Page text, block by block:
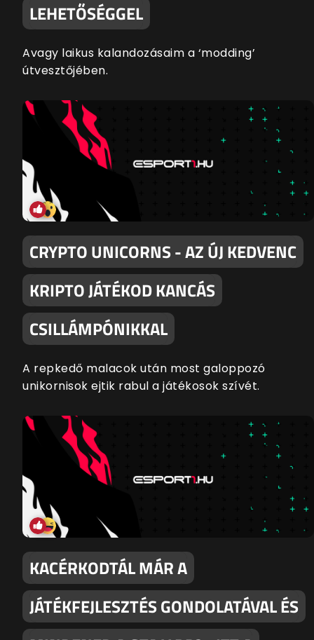
LEHETŐSÉGGEL
Avagy laikus kalandozásaim a ‘modding’
útvesztőjében.
CRYPTO UNICORNS - AZ ÚJ KEDVENC
KRIPTO JÁTÉKOD KANCÁS
CSILLÁMPÓNIKKAL
A repkedő malacok után most galoppozó
unikornisok ejtik rabul a játékosok szívét.
KACÉRKODTÁL MÁR A
JÁTÉKFEJLESZTÉS GONDOLATÁVAL ÉS